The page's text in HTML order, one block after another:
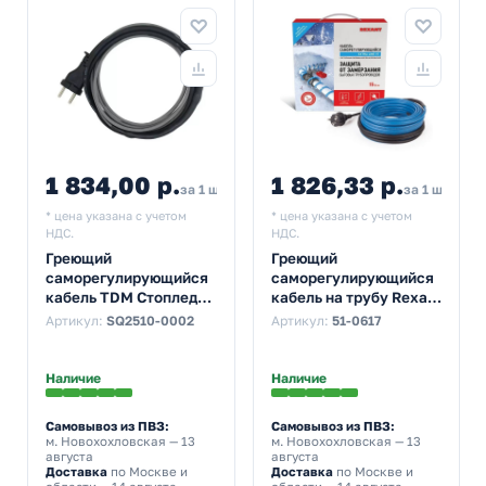
1 834,00 р.за 1 шт
* цена указана с учетом
НДС.
Греющий
саморегулирующийся
кабель TDM Стоплед
НСК4-Н с вилкой, на
Артикул: SQ2510-0002
Наличие
Самовывоз из ПВЗ:
м. Новохохловская — 13
августа
Доставка по Москве и
1 826,33 р.за 1 шт
* цена указана с учетом
НДС.
Греющий
саморегулирующийся
кабель на трубу Rexant
15MSR-PB 4M
Артикул: 51-0617
Наличие
Самовывоз из ПВЗ:
м. Новохохловская — 13
августа
Доставкапо Москве и